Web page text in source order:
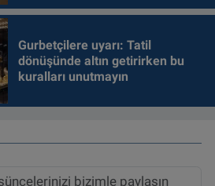
Gurbetçilere uyarı: Tatil
dönüşünde altın getirirken bu
kuralları unutmayın